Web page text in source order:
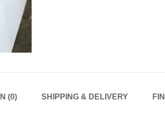
(0) SHIPPING & DELIVERY